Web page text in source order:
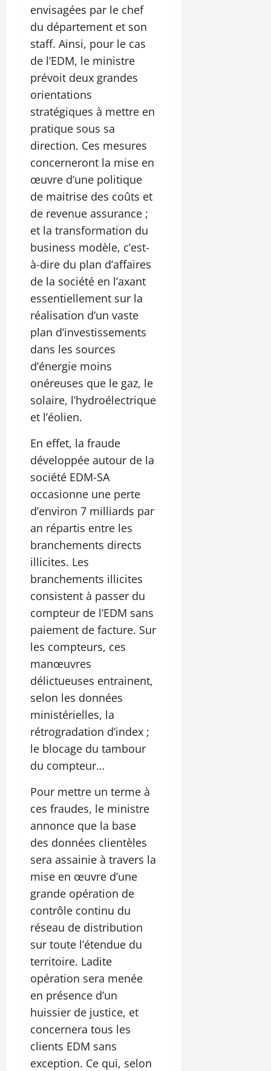
envisagées par le chef
du département et son
staff. Ainsi, pour le cas
de l’EDM, le ministre
prévoit deux grandes
orientations
stratégiques à mettre en
pratique sous sa
direction. Ces mesures
concerneront la mise en
œuvre d’une politique
de maitrise des coûts et
de revenue assurance ;
et la transformation du
business modèle, c’est-
à-dire du plan d’affaires
de la société en l’axant
essentiellement sur la
réalisation d’un vaste
plan d’investissements
dans les sources
d’énergie moins
onéreuses que le gaz, le
solaire, l’hydroélectrique
et l’éolien.
En effet, la fraude
développée autour de la
société EDM-SA
occasionne une perte
d’environ 7 milliards par
an répartis entre les
branchements directs
illicites. Les
branchements illicites
consistent à passer du
compteur de l’EDM sans
paiement de facture. Sur
les compteurs, ces
manœuvres
délictueuses entrainent,
selon les données
ministérielles, la
rétrogradation d’index ;
le blocage du tambour
du compteur…
Pour mettre un terme à
ces fraudes, le ministre
annonce que la base
des données clientèles
sera assainie à travers la
mise en œuvre d’une
grande opération de
contrôle continu du
réseau de distribution
sur toute l’étendue du
territoire. Ladite
opération sera menée
en présence d’un
huissier de justice, et
concernera tous les
clients EDM sans
exception. Ce qui, selon